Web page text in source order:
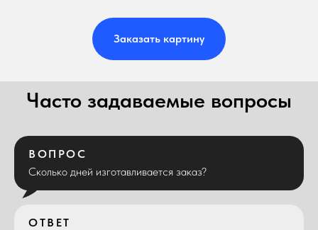
Заказать картину
Часто задаваемые вопросы
ВОПРОС
Сколько дней изготавливается заказ?
ОТВЕТ